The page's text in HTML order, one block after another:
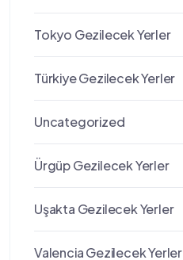
Tokyo Gezilecek Yerler
Türkiye Gezilecek Yerler
Uncategorized
Ürgüp Gezilecek Yerler
Uşakta Gezilecek Yerler
Valencia Gezilecek Yerler